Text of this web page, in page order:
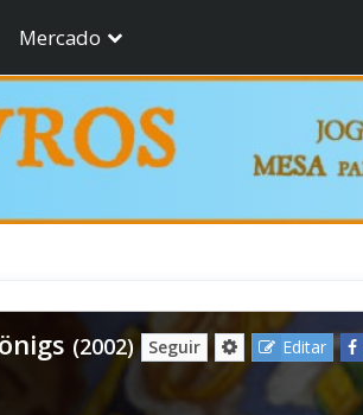
Mercado
(2002) Seguir Editar